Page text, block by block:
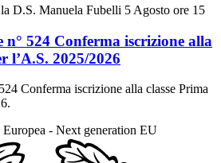
D.S. Manuela Fubelli 5 Agosto ore 15
n° 524 Conferma iscrizione alla
l’A.S. 2025/2026
Conferma iscrizione alla classe Prima